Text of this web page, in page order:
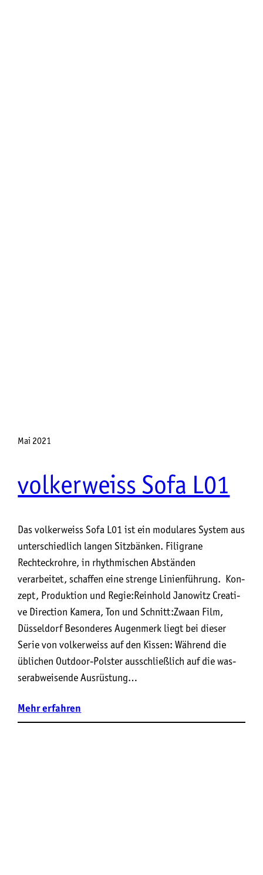
Mai 2021
volkerweiss Sofa L01
Das volkerweiss Sofa L01 ist ein modulares System aus
unterschiedlich langen Sitzbänken. Filigrane
Rechteckrohre, in rhythmischen Abständen
verarbeitet, schaffen eine strenge Linienführung. Kon­
zept, Pro­duk­ti­on und Regie:Rein­hold Jano­witz Crea­ti­
ve Direction Kame­ra, Ton und Schnitt:Zwa­an Film,
Düsseldorf Beson­de­res Augen­merk liegt bei die­ser
Serie von vol­ker­weiss auf den Kis­sen: Wäh­rend die
übli­chen Out­door-Pols­ter aus­schließ­lich auf die was­
ser­ab­wei­sen­de Aus­rüs­tung…
Mehrerfahren